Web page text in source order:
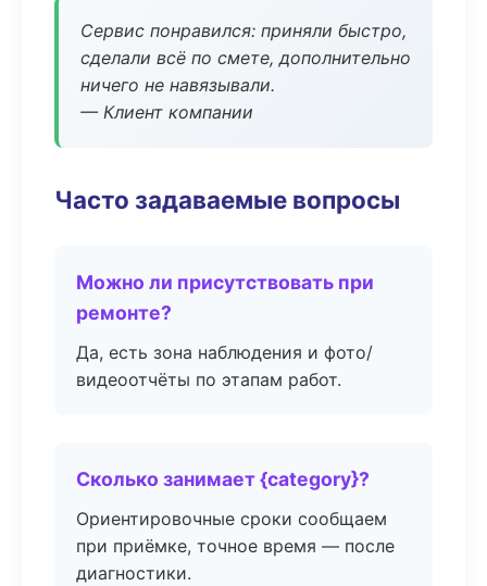
Сервис понравился: приняли быстро,
сделали всё по смете, дополнительно
ничего не навязывали.
— Клиент компании
Часто задаваемые вопросы
Можно ли присутствовать при
ремонте?
Да, есть зона наблюдения и фото/
видеоотчёты по этапам работ.
Сколько занимает {category}?
Ориентировочные сроки сообщаем
при приёмке, точное время — после
диагностики.